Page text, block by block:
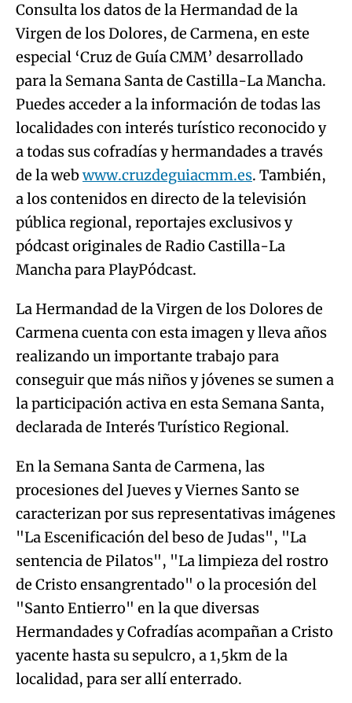
Consulta los datos de la Hermandad de la
Virgen de los Dolores, de Carmena, en este
especial ‘Cruz de Guía CMM’ desarrollado
para la Semana Santa de Castilla-La Mancha.
Puedes acceder a la información de todas las
localidades con interés turístico reconocido y
a todas sus cofradías y hermandades a través
de la webwww.cruzdeguiacmm.es. También,
a los contenidos en directo de la televisión
pública regional, reportajes exclusivos y
pódcast originales de Radio Castilla-La
Mancha para PlayPódcast.
La Hermandad de la Virgen de los Dolores de
Carmena cuenta con esta imagen y lleva años
realizando un importante trabajo para
conseguir que más niños y jóvenes se sumen a
la participación activa en esta Semana Santa,
declarada de Interés Turístico Regional.
En la Semana Santa de Carmena, las
procesiones del Jueves y Viernes Santo se
caracterizan por sus representativas imágenes
"La Escenificación del beso de Judas", "La
sentencia de Pilatos", "La limpieza del rostro
de Cristo ensangrentado" o la procesión del
"Santo Entierro" en la que diversas
Hermandades y Cofradías acompañan a Cristo
yacente hasta su sepulcro, a 1,5km de la
localidad, para ser allí enterrado.